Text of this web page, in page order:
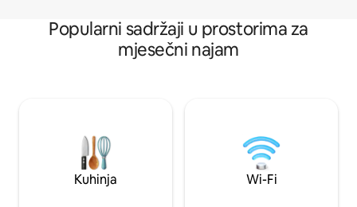
Popularni sadržaji u prostorima za
mjesečni najam
Kuhinja Wi-Fi